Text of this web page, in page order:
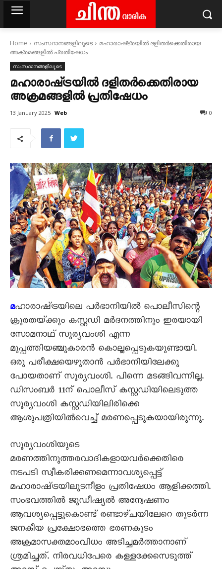
Home സംസ്ഥാനങ്ങളിലൂടെ
മഹാരാഷ്‌ട്രയിൽ ദളിതർക്കെതിരായ
അക്രമങ്ങളിൽ പ്രതിഷേധം
സംസ്ഥാനങ്ങളിലൂടെ
മഹാരാഷ്‌ട്രയിൽ ദളിതർക്കെതിരായ
അക്രമങ്ങളിൽ പ്രതിഷേധം
13 January 2025 Web 0
മഹാരാഷ്‌ട്രയിലെ പർഭാനിയിൽ പൊലീസിന്റെ
ക്രൂരതയ്‌ക്കും കസ്റ്റഡി മർദനത്തിനും ഇരയായി
സോമനാഥ്‌ സൂര്യവംശി എന്ന
മുപ്പത്തിയഞ്ചുകാരൻ കൊല്ലപ്പെടുകയുണ്ടായി.
ഒരു പരീക്ഷയെഴുതാൻ പർഭാനിയിലേക്കു
പോയതാണ്‌ സൂര്യവംശി. പിന്നെ മടങ്ങിവന്നില്ല.
ഡിസംബർ 11ന്‌ പൊലീസ്‌ കസ്റ്റഡിയിലെടുത്ത
സൂര്യവംശി കസ്റ്റഡിയിലിരിക്കെ
ആശുപത്രിയിൽവെച്ച്‌ മരണപ്പെടുകയായിരുന്നു.
സൂര്യവംശിയുടെ
മരണത്തിനുത്തരവാദികളായവർക്കെതിരെ
നടപടി സ്വീകരിക്കണമെന്നാവശ്യപ്പെട്ട്‌
മഹാരാഷ്‌ട്രയിലുടനീളം പ്രതിഷേധം ആളിക്കത്തി.
സംഭവത്തിൽ ജുഡീഷ്യൽ അന്വേഷണം
ആവശ്യപ്പെട്ടുകൊണ്ട്‌ രണ്ടാഴ്‌ചയിലേറെ തുടർന്ന
ജനകീയ പ്രക്ഷോഭത്തെ ഭരണകൂടം
അക്രമാസക്തമാംവിധം അടിച്ചമർത്താനാണ്‌
ശ്രമിച്ചത്‌. നിരവധിപേരെ കള്ളക്കേസെടുത്ത്‌